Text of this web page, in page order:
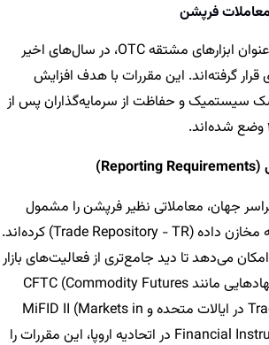
فرپشن
معاملات فرپشن، به عنوان ابزارهای مشتقه OTC، در سال‌های اخیر
گرفته‌اند. این مقررات با هدف افزایش
و حفاظت از سرمایه‌گذاران پس از
شده‌اند.
جهان، معاملاتی نظیر فرپشن را مشمول
الزامات گزارش‌دهی به مخازن داده (Trade Repository - TR) کرده‌اند.
امکان می‌دهد تا دید جامع‌تری از فعالیت‌های بازار
OTC داشته باشند. نهادهایی مانند CFTC (Commodity Futures
Trading Commission) در ایالات متحده و MiFID II (Markets in
Financial Instruments Directive II) در اتحادیه اروپا، این مقررات را